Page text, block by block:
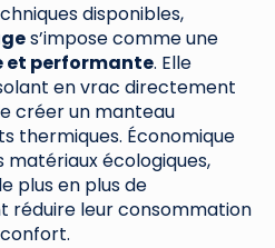
disponibles,
s’impose comme une
et performante. Elle
en vrac directement
créer un manteau
thermiques. Économique
écologiques,
plus en plus de
réduire leur consommation